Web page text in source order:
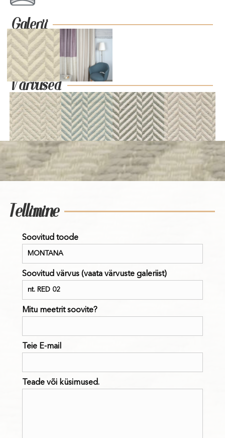
Galerii
Värvused
Tellimine
Soovitud toode
Soovitud värvus (vaata värvuste galeriist)
Mitu meetrit soovite?
Teie E-mail
Teade või küsimused.